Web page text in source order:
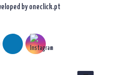
by oneclick.pt